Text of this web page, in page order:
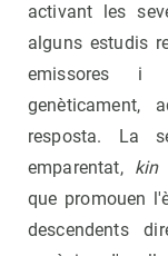
activant les
alguns estudis
emissores i
genèticament,
resposta. La
emparentat, kin
que promouen
descendents